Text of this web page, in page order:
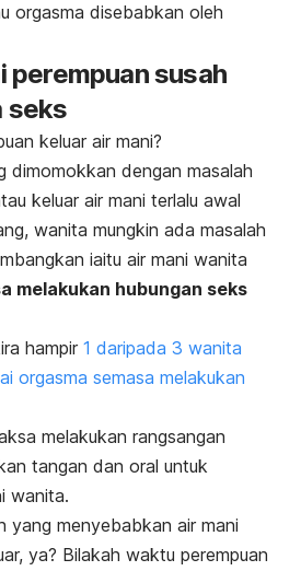
orgasma disebabkan oleh
perempuan susah
seks
keluar air mani?
dimomokkan dengan masalah
keluar air mani terlalu awal
wanita mungkin ada masalah
iaitu air mani wanita
melakukan hubungan seks
hampir 1 daripada 3 wanita
orgasma semasa melakukan
melakukan rangsangan
tangan dan oral untuk
wanita.
yang menyebabkan air mani
ya? Bilakah waktu perempuan